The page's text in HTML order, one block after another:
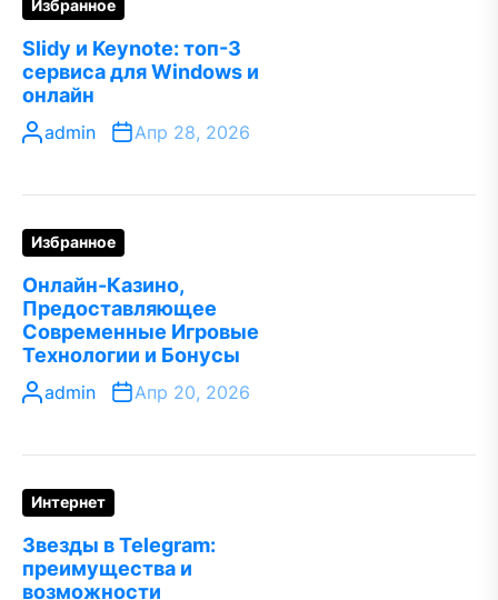
Избранное
Slidy и Keynote: топ-3
сервиса для Windows и
онлайн
admin Апр 28, 2026
Избранное
Онлайн-Казино,
Предоставляющее
Современные Игровые
Технологии и Бонусы
admin Апр 20, 2026
Интернет
Звезды в Telegram:
преимущества и
возможности